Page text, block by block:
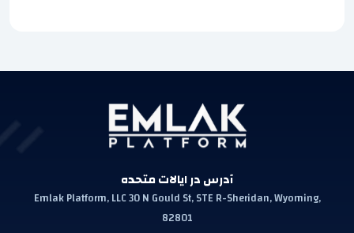
آدرس در ایالات متحده
Emlak Platform, LLC 30 N Gould St, STE R-Sheridan, Wyoming,
82801